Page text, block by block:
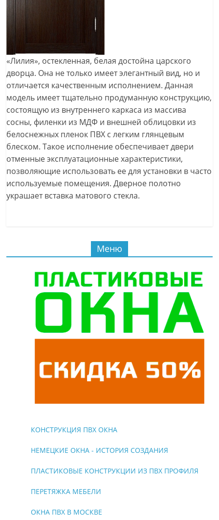
«Лилия», остекленная, белая достойна царского
дворца. Она не только имеет элегантный вид, но и
отличается качественным исполнением. Данная
модель имеет тщательно продуманную конструкцию,
состоящую из внутреннего каркаса из массива
сосны, филенки из МДФ и внешней облицовки из
белоснежных пленок ПВХ с легким глянцевым
блеском. Такое исполнение обеспечивает двери
отменные эксплуатационные характеристики,
позволяющие использовать ее для установки в часто
используемые помещения. Дверное полотно
украшает вставка матового стекла.
Меню
КОНСТРУКЦИЯ ПВХ ОКНА
НЕМЕЦКИЕ ОКНА - ИСТОРИЯ СОЗДАНИЯ
ПЛАСТИКОВЫЕ КОНСТРУКЦИИ ИЗ ПВХ ПРОФИЛЯ
ПЕРЕТЯЖКА МЕБЕЛИ
ОКНА ПВХ В МОСКВЕ